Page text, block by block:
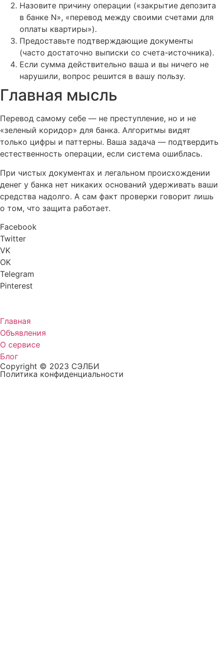
Назовите причину операции («закрытие депозита
в банке N», «перевод между своими счетами для
оплаты квартиры»).
Предоставьте подтверждающие документы
(часто достаточно выписки со счета-источника).
Если сумма действительно ваша и вы ничего не
нарушили, вопрос решится в вашу пользу.
Главная мысль
Перевод самому себе — не преступление, но и не
«зеленый коридор» для банка. Алгоритмы видят
только цифры и паттерны. Ваша задача — подтвердить
естественность операции, если система ошиблась.
При чистых документах и легальном происхождении
денег у банка нет никаких оснований удерживать ваши
средства надолго. А сам факт проверки говорит лишь
о том, что защита работает.
Facebook
Twitter
VK
OK
Telegram
Pinterest
Главная
Объявления
О сервисе
Блог
Copyright © 2023 СЭЛБИ
Политика конфиденциальности